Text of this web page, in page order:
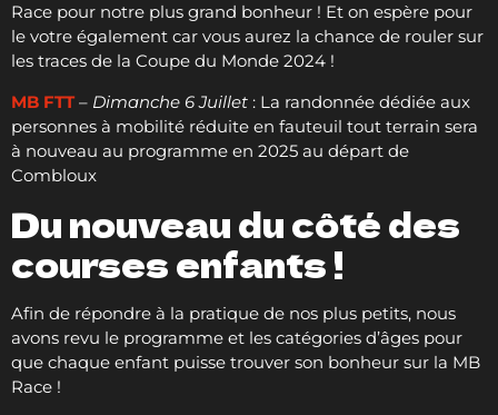
Race pour notre plus grand bonheur ! Et on espère pour
le votre également car vous aurez la chance de rouler sur
les traces de la Coupe du Monde 2024 !
MB FTT– Dimanche 6 Juillet : La randonnée dédiée aux
personnes à mobilité réduite en fauteuil tout terrain sera
à nouveau au programme en 2025 au départ de
Combloux
Du nouveau du côté des
courses enfants !
Afin de répondre à la pratique de nos plus petits, nous
avons revu le programme et les catégories d’âges pour
que chaque enfant puisse trouver son bonheur sur la MB
Race !